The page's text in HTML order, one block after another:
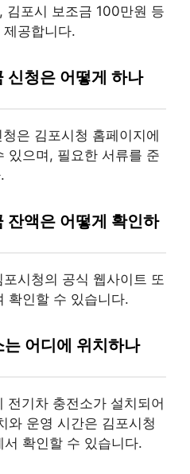
김포시 보조금 100만원 등
공합니다.
신청은 어떻게 하나
은 김포시청 홈페이지에
있으며, 필요한 서류를 준
잔액은 어떻게 확인하
시청의 공식 웹사이트 또
확인할 수 있습니다.
어디에 위치하나
전기차 충전소가 설치되어
와 운영 시간은 김포시청
확인할 수 있습니다.